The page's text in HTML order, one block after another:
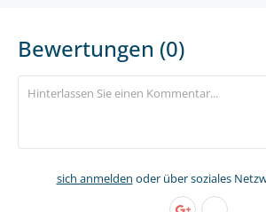
Bewertungen (0)
sich anmelden oder über soziales